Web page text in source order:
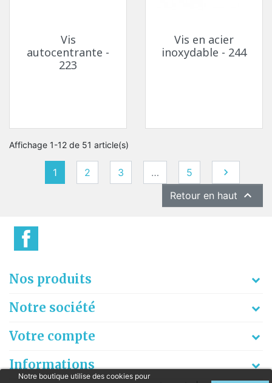
Notre boutique utilise des cookies pour
Vis
autocentrante -
223
Vis en acier
inoxydable - 244
Affichage 1-12 de 51 article(s)
1 2 3 … 5 Suivant

Retour en haut 
Nos produits
Notre société
Votre compte
Informations